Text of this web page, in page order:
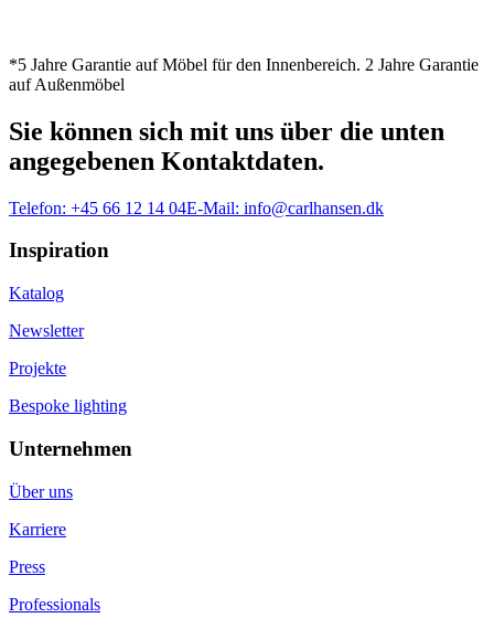
*5 Jahre Garantie auf Möbel für den Innenbereich. 2 Jahre Garantie
auf Außenmöbel
Sie können sich mit uns über die unten
angegebenen Kontaktdaten.
Telefon: +45 66 12 14 04E-Mail: info@carlhansen.dk
Inspiration
Katalog
Newsletter
Projekte
Bespoke lighting
Unternehmen
Über uns
Karriere
Press
Professionals